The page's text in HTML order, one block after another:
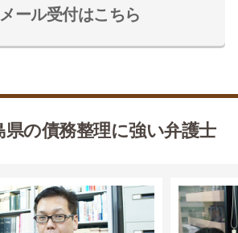
メール受付はこちら
県の債務整理に強い弁護士